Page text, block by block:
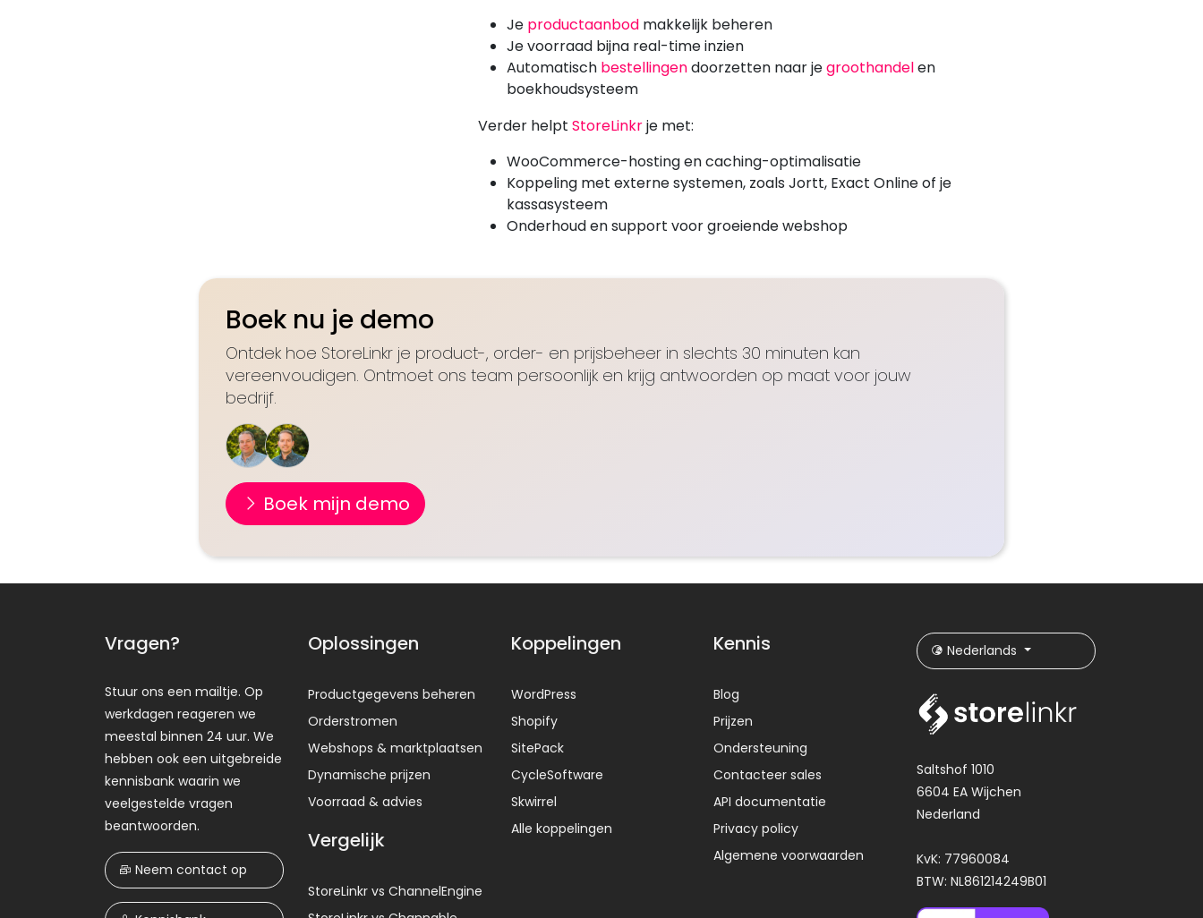
Je productaanbodmakkelijk beheren
Je voorraad bijna real-time inzien
Automatisch bestellingendoorzetten naar jegroothandelen
boekhoudsysteem
Verder helpt StoreLinkrje met:
WooCommerce-hosting en caching-optimalisatie
Koppeling met externe systemen, zoals Jortt, Exact Online of je
kassasysteem
Onderhoud en support voor groeiende webshop
Boek nu je demo
Ontdek hoe StoreLinkr je product-, order- en prijsbeheer in slechts 30 minuten kan
vereenvoudigen. Ontmoet ons team persoonlijk en krijg antwoorden op maat voor jouw
bedrijf.
Boek mijn demo
Vragen?
Stuur ons een mailtje. Op
werkdagen reageren we
meestal binnen 24 uur. We
hebben ook een uitgebreide
kennisbank waarin we
veelgestelde vragen
beantwoorden.
Neem contact op
Oplossingen
Productgegevens beheren
Orderstromen
Webshops & marktplaatsen
Dynamische prijzen
Voorraad & advies
Vergelijk
StoreLinkr vs ChannelEngine
Koppelingen
WordPress
Shopify
SitePack
CycleSoftware
Skwirrel
Alle koppelingen
Kennis
Blog
Prijzen
Ondersteuning
Contacteer sales
API documentatie
Privacy policy
Algemene voorwaarden
Nederlands
Saltshof 1010
6604 EA Wijchen
Nederland
KvK: 77960084
BTW: NL861214249B01